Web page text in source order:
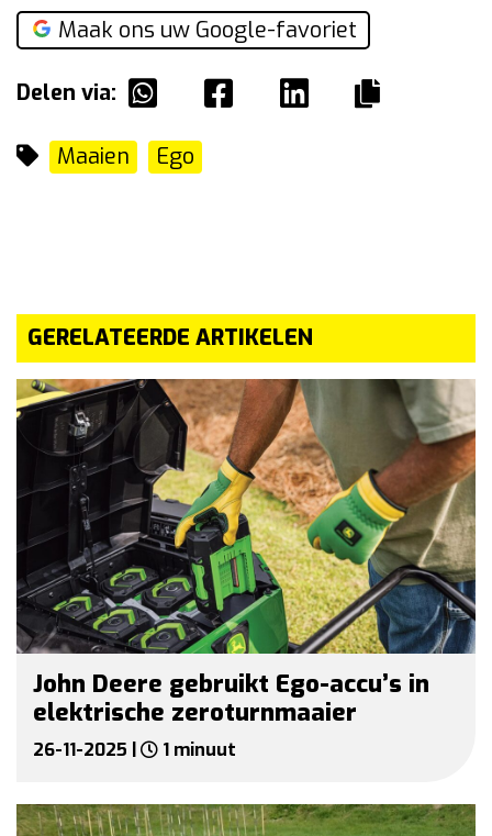
Maak ons uw Google-favoriet
Delen via:
Maaien Ego
GERELATEERDE ARTIKELEN
John Deere gebruikt Ego-accu’s in
elektrische zeroturnmaaier
26-11-2025 | 1 minuut